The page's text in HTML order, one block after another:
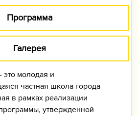
Программа
Галерея
это молодая и
частная школа города
в рамках реализации
утвержденной